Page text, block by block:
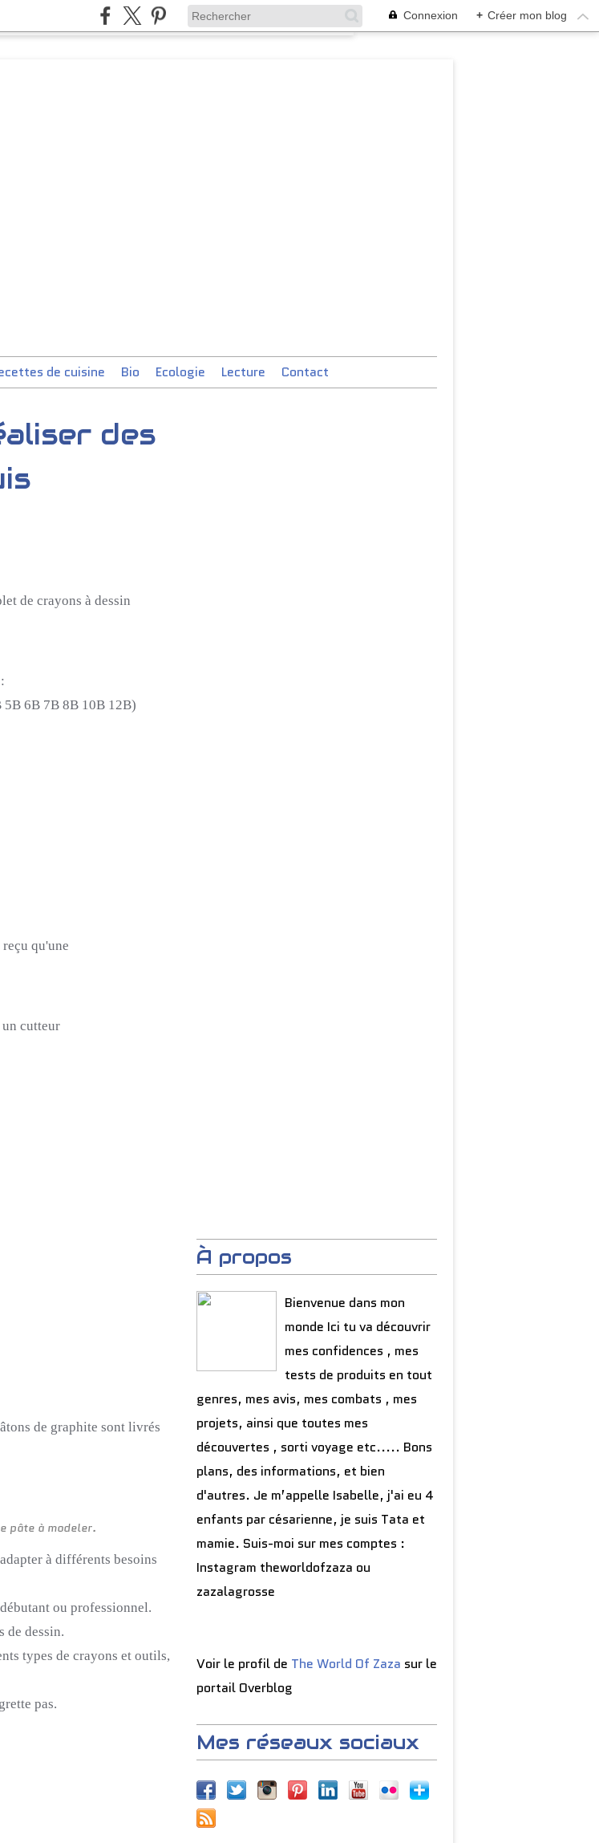
Connexion + Créer mon blog
de cuisine Bio Ecologie Lecture Contact
des
de crayons à dessin
5B 6B 7B 8B 10B 12B)
qu'une
cutteur
de graphite sont livrés
pâte à modeler.
à différents besoins
ou professionnel.
de dessin.
types de crayons et outils,
pas.
À propos
Bienvenue dans mon
monde Ici tu va découvrir
mes confidences , mes
tests de produits en tout
genres, mes avis, mes combats , mes
projets, ainsi que toutes mes
découvertes , sorti voyage etc..... Bons
plans, des informations, et bien
d'autres. Je m’appelle Isabelle, j'ai eu 4
enfants par césarienne, je suis Tata et
mamie. Suis-moi sur mes comptes :
Instagram theworldofzaza ou
zazalagrosse
Voir le profil de The World Of Zaza sur le
portail Overblog
Mes réseaux sociaux